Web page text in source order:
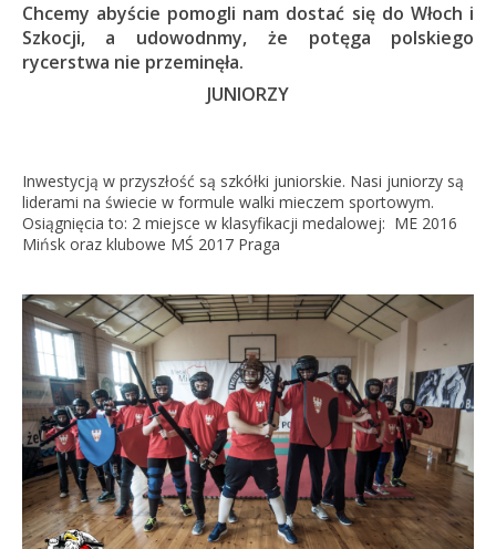
Chcemy abyście pomogli nam dostać się do Włoch i
Szkocji, a udowodnmy, że potęga polskiego
rycerstwa nie przeminęła.
JUNIORZY
Inwestycją w przyszłość są szkółki juniorskie. Nasi juniorzy są
liderami na świecie w formule walki mieczem sportowym.
Osiągnięcia to: 2 miejsce w klasyfikacji medalowej: ME 2016
Mińsk oraz klubowe MŚ 2017 Praga